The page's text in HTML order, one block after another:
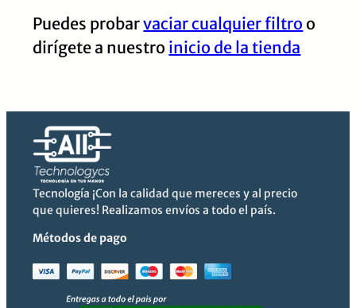
Puedes probarvaciar cualquier filtro o
dirígete a nuestro inicio de la tienda
Tecnología ¡Con la calidad que mereces y al precio
que quieres! Realizamos envíos a todo el país.
Métodos de pago